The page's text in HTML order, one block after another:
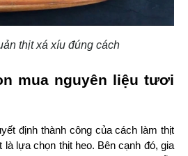
thịt xá xíu đúng cách
mua nguyên liệu tươi
định thành công của cách làm thịt
lựa chọn thịt heo. Bên cạnh đó, gia